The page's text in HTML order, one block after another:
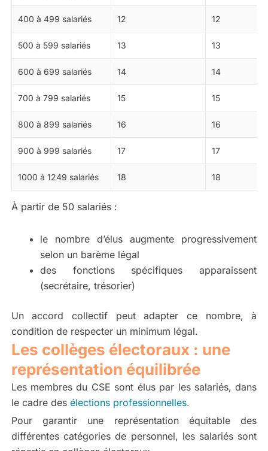
400 à 499 salariés 12 12
500 à 599 salariés 13 13
600 à 699 salariés 14 14
700 à 799 salariés 15 15
800 à 899 salariés 16 16
900 à 999 salariés 17 17
1000 à 1249 salariés 18 18
À partir de 50 salariés :
le nombre d’élus augmente progressivement
selon un barème légal
des fonctions spécifiques apparaissent
(secrétaire, trésorier)
Un accord collectif peut adapter ce nombre, à
condition de respecter un minimum légal.
Les collèges électoraux : une
représentation équilibrée
Les membres du CSE sont élus par les salariés, dans
le cadre des élections professionnelles.
Pour garantir une représentation équitable des
différentes catégories de personnel, les salariés sont